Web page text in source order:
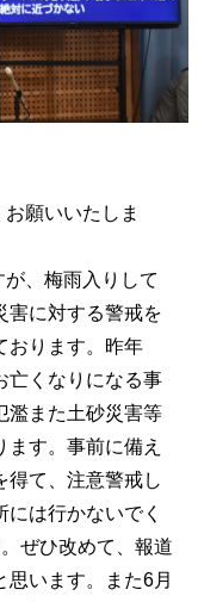
願いいたしま
、梅雨入りして
害に対する警戒を
おります。昨年
亡くなりになる事
濫また土砂災害等
ます。事前に備え
得て、注意警戒し
は行かないでく
ぜひ改めて、報道
います。また6月